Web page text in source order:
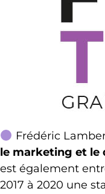
Frédéric
le marketing et le
est également
2017 à 2020 une